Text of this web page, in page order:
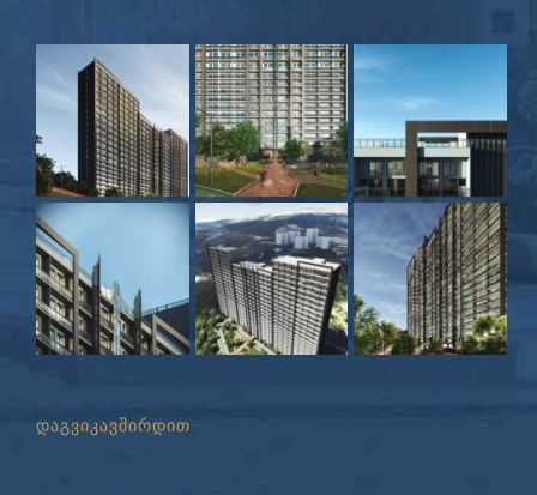
დაგვიკავშირდით